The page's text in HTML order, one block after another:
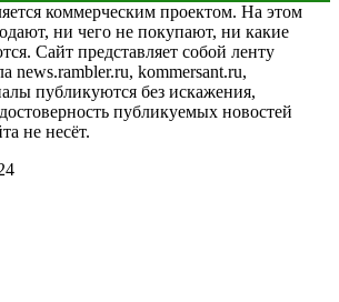
коммерческим проектом. На этом
ни чего не покупают, ни какие
Сайт представляет собой ленту
news.rambler.ru, kommersant.ru,
публикуются без искажения,
публикуемых новостей
не несёт.